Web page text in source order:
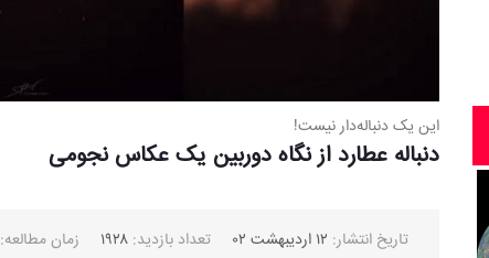
این یک دنباله‌دار نیست!
دنباله عطارد از نگاه دوربین یک عکاس نجومی
تاریخ انتشار: ۱۲ اردیبهشت ۰۲ تعداد بازدید: ۱۹۲۸ زمان مطالعه: